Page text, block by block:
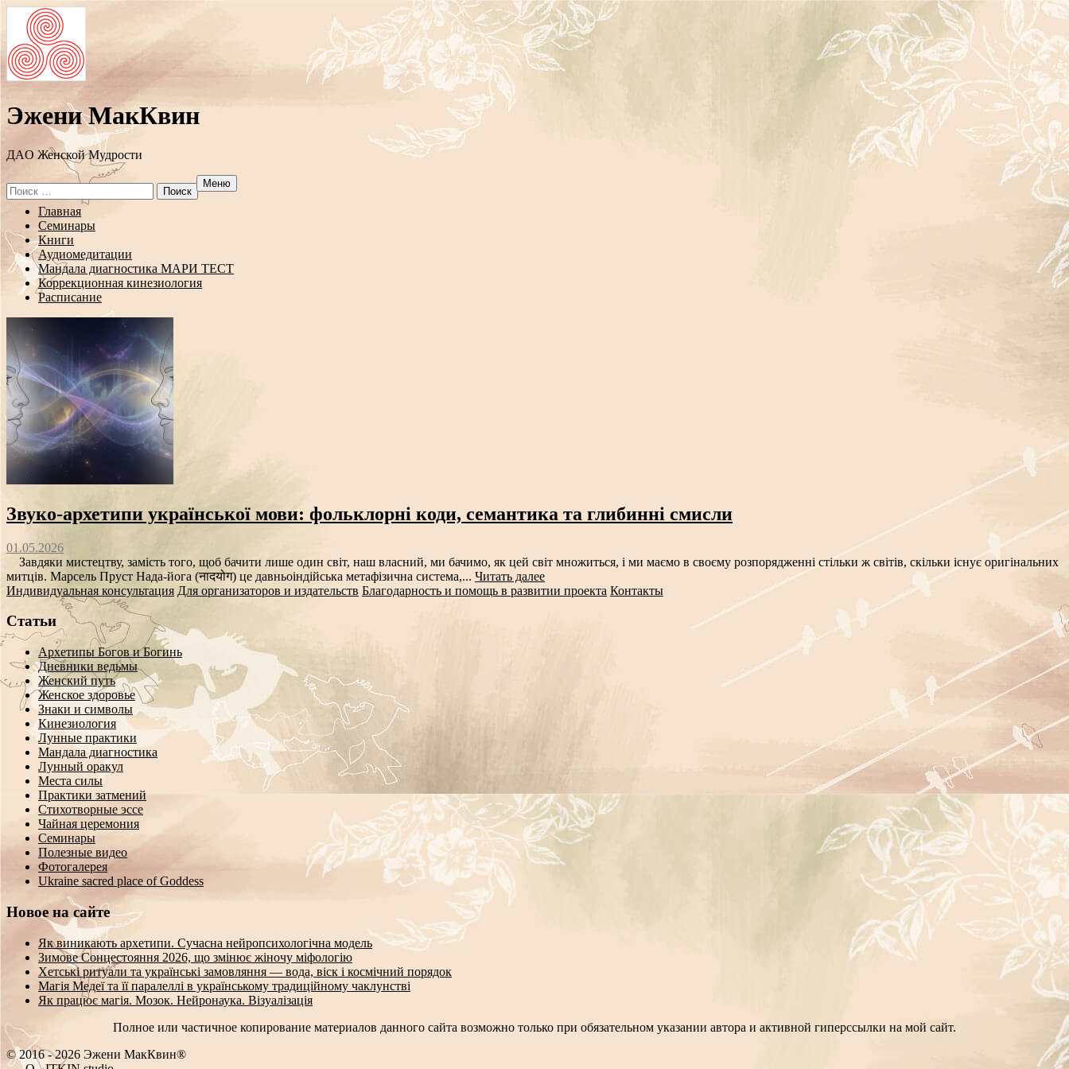
Эжени МакКвин
ДAO Женской Мудрости
Search
for:
Меню
Перейти
содержанию
Главная
Семинары
Книги
Аудиомедитации
Мандала диагностика МАРИ ТЕСТ
Коррекционная кинезиология
Расписание
Звуко‑архетипи української мови: фольклорні коди, семантика та глибинні смисли
01.05.2026
Завдяки мистецтву, замість того, щоб бачити лише один світ, наш власний, ми бачимо, як цей світ множиться, і ми маємо в своєму розпорядженні стільки ж світів, скільки існує оригінальних
митців. Марсель Пруст Нада-йога (नादयोग) це давньоіндійська метафізична система,... Читать далее
Индивидуальная консультация Для организаторов и издательств Благодарность и помощь в развитии проекта Контакты
Статьи
Архетипы Богов и Богинь
Дневники ведьмы
Женский путь
Женское здоровье
Знаки и символы
Кинезиология
Лунные практики
Мандала диагностика
Лунный оракул
Места силы
Практики затмений
Стихотворные эссе
Чайная церемония
Семинары
Полезные видео
Фотогалерея
Ukraine sacred place of Goddess
Новое на сайте
Як виникають архетипи. Сучасна нейропсихологічна модель
Зимове Сонцестояння 2026, що змінює жіночу міфологію
Хетські ритуали та українські замовляння — вода, віск і космічний порядок
Магія Медеї та її паралеллі в українському традиційному чаклунстві
Як працює магія. Мозок. Нейронаука. Візуалізація
Полное или частичное копирование материалов данного сайта возможно только при обязательном указании автора и активной гиперссылки на мой сайт.
© 2016 - 2026 Эжени МакКвин®